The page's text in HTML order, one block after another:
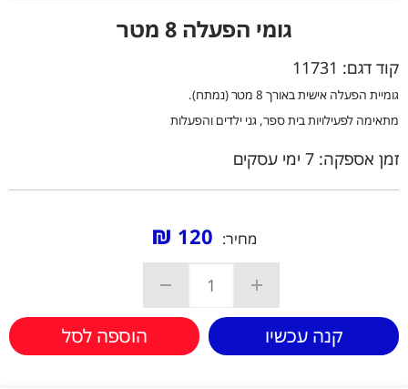
גומי הפעלה 8 מטר
קוד דגם: 11731
גומיית הפעלה אישית באורך 8 מטר (נמתח).
מתאימה לפעילויות בית ספר, גני ילדים והפעלות
זמן אספקה: 7 ימי עסקים
מחיר: 120
₪
קנה עכשיו הוספה לסל